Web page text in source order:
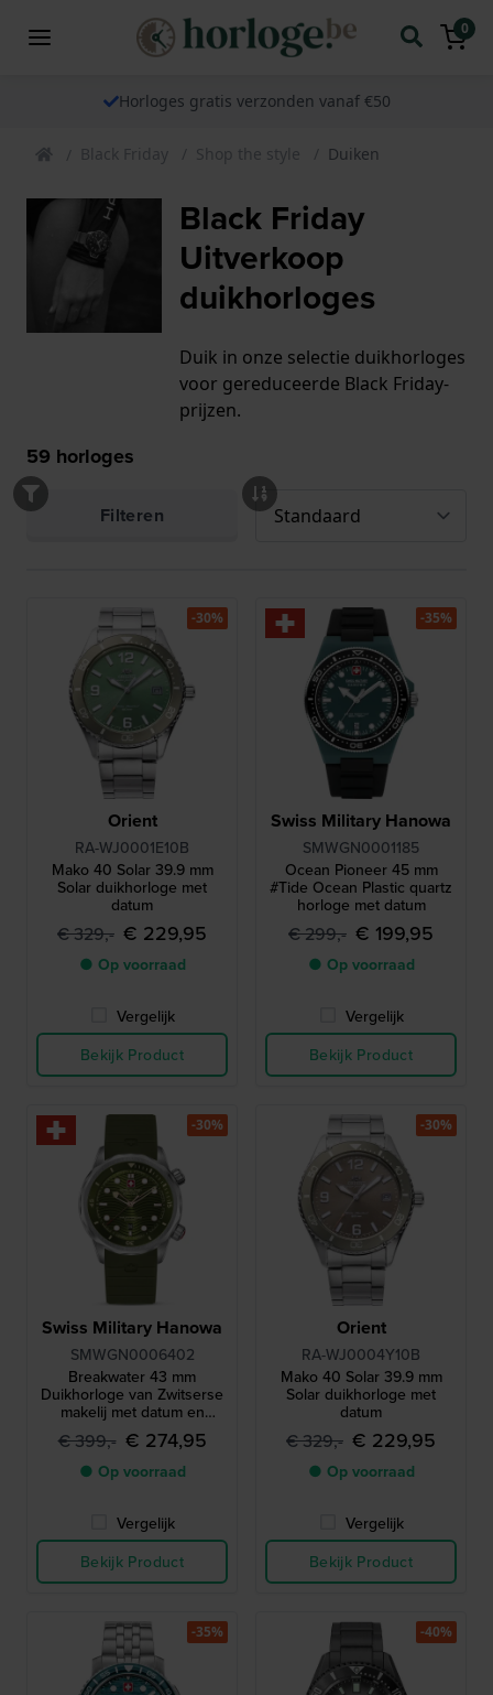
0
Horloges gratis verzonden vanaf €50
Black Friday Shop the style Duiken
Black Friday
Uitverkoop
duikhorloges
Duik in onze selectie duikhorloges
voor gereduceerde Black Friday-
prijzen.
59 horloges
Filteren
Orient
RA-WJ0001E10B
Mako 40 Solar 39.9 mm
Solar duikhorloge met
datum
€ 329,- € 229,95
● Op voorraad
Vergelijk
Bekijk Product
-30%
Swiss Military Hanowa
SMWGN0001185
Ocean Pioneer 45 mm
#Tide Ocean Plastic quartz
horloge met datum
€ 299,- € 199,95
● Op voorraad
Vergelijk
Bekijk Product
-35%
Swiss Military Hanowa
SMWGN0006402
Breakwater 43 mm
Duikhorloge van Zwitserse
makelij met datum en
interne duikring
€ 399,- € 274,95
● Op voorraad
Vergelijk
Bekijk Product
-30%
Orient
RA-WJ0004Y10B
Mako 40 Solar 39.9 mm
Solar duikhorloge met
datum
€ 329,- € 229,95
● Op voorraad
Vergelijk
Bekijk Product
-30%
-35% -40%